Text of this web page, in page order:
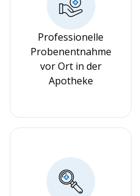
Professionelle
Probenentnahme
vor Ort in der
Apotheke